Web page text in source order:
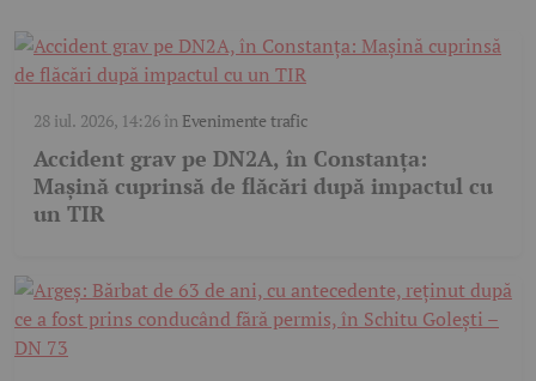
28 iul. 2026, 14:26în Evenimente trafic
Accident grav pe DN2A, în Constanța:
Mașină cuprinsă de flăcări după impactul cu
un TIR